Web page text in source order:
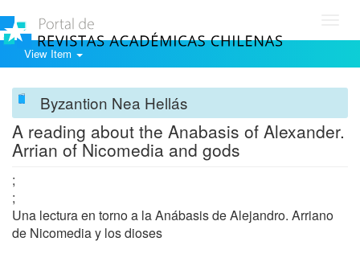
View Item
Byzantion Nea Hellás
A reading about the Anabasis of Alexander.
Arrian of Nicomedia and gods
;
;
Una lectura en torno a la Anábasis de Alejandro. Arriano
de Nicomedia y los dioses